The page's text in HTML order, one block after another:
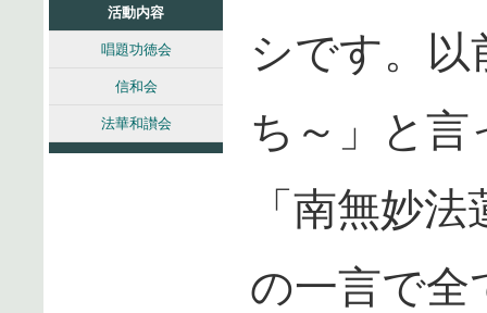
活動内容
唱題功徳会
信和会
法華和讃会
シです。
ち～」と
「南無妙
の一言で全